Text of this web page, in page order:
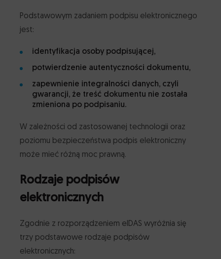
Podstawowym zadaniem podpisu elektronicznego
jest:
identyfikacja osoby podpisującej,
potwierdzenie autentyczności dokumentu,
zapewnienie integralności danych, czyli
gwarancji, że treść dokumentu nie została
zmieniona po podpisaniu.
W zależności od zastosowanej technologii oraz
poziomu bezpieczeństwa podpis elektroniczny
może mieć różną moc prawną.
Rodzaje podpisów
elektronicznych
Zgodnie z rozporządzeniem eIDAS wyróżnia się
trzy podstawowe rodzaje podpisów
elektronicznych: